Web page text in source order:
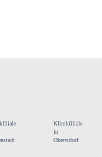
Klinikfiliale
In
Oberstdorf